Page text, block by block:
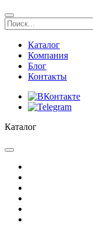
Каталог
Компания
Блог
Контакты
Каталог